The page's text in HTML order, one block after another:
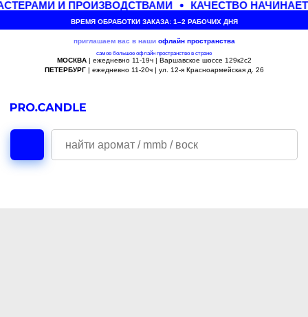
И ПРОИЗВОДСТВАМИ КАЧЕСТВО
ВРЕМЯ ОБРАБОТКИ ЗАКАЗА: 1–2 РАБОЧИХ ДНЯ
приглашаем вас в наши офлайн пространства
самое большое офлайн пространство в стране
МОСКВА| ежедневно 11-19ч | Варшавское шоссе 129к2с2
ПЕТЕРБУРГ| ежедневно 11-20ч | ул. 12-я Красноармейская д. 26